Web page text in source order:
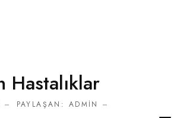
Hastalıklar
PAYLAŞAN: ADMIN